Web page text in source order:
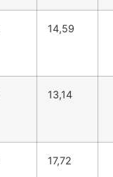
14,59
13,14
17,72